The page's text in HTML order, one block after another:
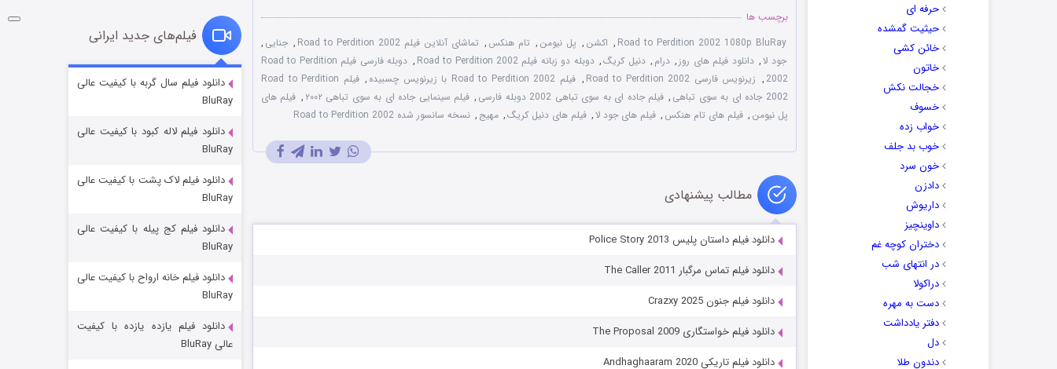
حرفه ای
حیثیت گمشده
خائن کشی
خاتون
خجالت نکش
خسوف
خواب زده
خوب بد جلف
خون سرد
دادزن
داریوش
داوینچیز
دختران کوچه غم
در انتهای شب
دراکولا
دست به مهره
دفتر یادداشت
دل
دندون طلا
برچسب ها
Road to Perdition 2002 1080p BluRay
, اکشن , پل نیومن , تام هنکس , تماشای آنلاین فیلم Road to Perdition 2002 , جنایی ,
جود لا, دانلود فیلم های روز , درام , دنیل کریگ, دوبله دو زبانه فیلم Road to Perdition 2002 ,
دوبله فارسی فیلم Road to Perdition
2002
, زیرنویس فارسی Road to Perdition 2002 , فیلم Road to Perdition 2002 با زیرنویس چسبیده ,
فیلم Road to Perdition
2002 جاده ای به سوی تباهی
, فیلم جاده ای به سوی تباهی 2002 دوبله فارسی , فیلم سینمایی جاده ای به سوی تباهی ۲۰۰۲ , فیلم های
پل نیومن , فیلم های تام هنکس , فیلم های جود لا, فیلم های دنیل کریگ, مهیج , نسخه سانسور شده Road to Perdition 2002
مطالب پیشنهادی
دانلود فیلم داستان پلیس Police Story 2013
دانلود فیلم تماس مرگبار The Caller 2011
دانلود فیلم جنون Crazxy 2025
دانلود فیلم خواستگاری The Proposal 2009
دانلود فیلم تاریکی Andhaghaaram 2020
شوگر فصل ۲
قسمت
خاندان اژدها فصل ۳
فیلم‌های جدید ایرانی
دانلود فیلم سال گربه با کیفیت عالی
BluRay
دانلود فیلم لاله کبود با کیفیت عالی
BluRay
دانلود فیلم لاک پشت با کیفیت عالی
BluRay
دانلود فیلم کج‌ پیله با کیفیت عالی
BluRay
دانلود فیلم خانه ارواح با کیفیت عالی
BluRay
دانلود فیلم یازده یازده با کیفیت
عالی BluRay